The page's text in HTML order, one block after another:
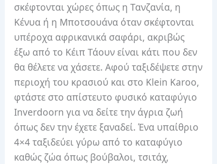
σκέφτονται χώρες όπως η Τανζανία, η
Κένυα ή η Μποτσουάνα όταν σκέφτονται
υπέροχα αφρικανικά σαφάρι, ακριβώς
έξω από το Κέιπ Τάουν είναι κάτι που δεν
θα θέλετε να χάσετε. Αφού ταξιδέψετε στην
περιοχή του κρασιού και στο Klein Karoo,
φτάστε στο απίστευτο φυσικό καταφύγιο
Inverdoorn για να δείτε την άγρια ​​ζωή
όπως δεν την έχετε ξαναδεί. Ένα υπαίθριο
4×4 ταξιδεύει γύρω από το καταφύγιο
καθώς ζώα όπως βούβαλοι, τσιτάχ,